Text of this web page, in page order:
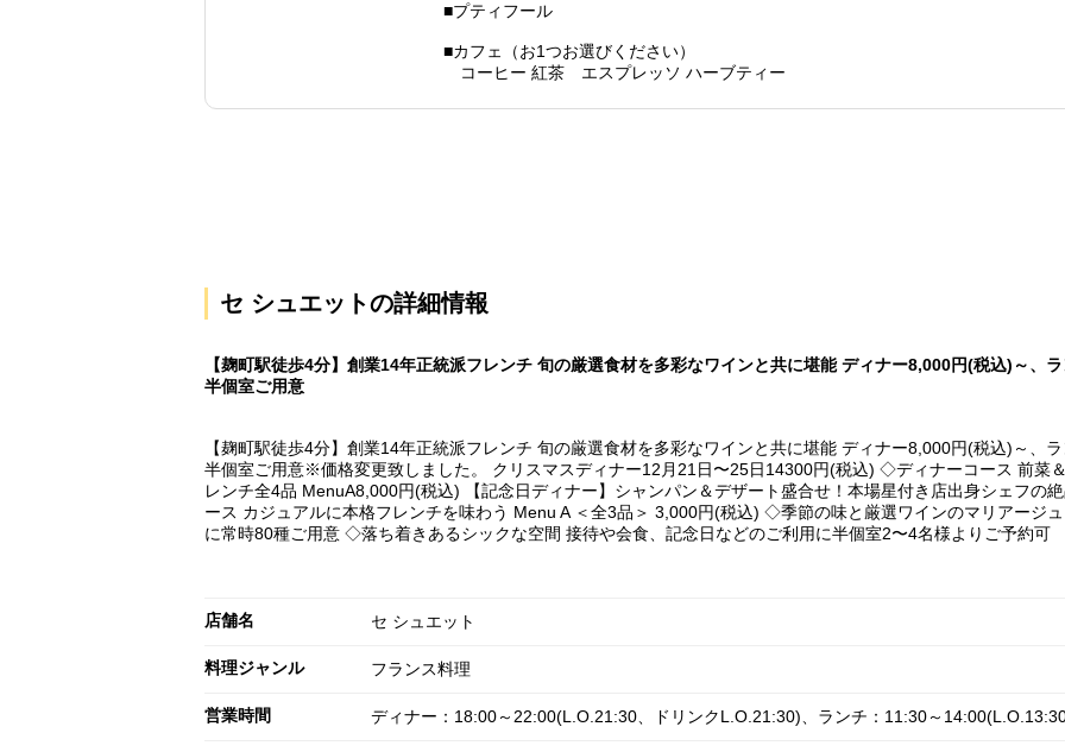
■プティフール
■カフェ（お1つお選びください）
コーヒー 紅茶 エスプレッソ ハーブティー
セ シュエットの詳細情報
【麹町駅徒歩4分】創業14年正統派フレンチ 旬の厳選食材を多彩なワインと共に堪能 ディナー8,000円(税込)～、
半個室ご用意
【麹町駅徒歩4分】創業14年正統派フレンチ 旬の厳選食材を多彩なワインと共に堪能 ディナー8,000円(税込)～、
半個室ご用意※価格変更致しました。 クリスマスディナー12月21日〜25日14300円(税込) ◇ディナーコース 前菜
レンチ全4品 MenuA8,000円(税込) 【記念日ディナー】シャンパン＆デザート盛合せ！本場星付き店出身シェフ
ース カジュアルに本格フレンチを味わう Menu A ＜全3品＞ 3,000円(税込) ◇季節の味と厳選ワインのマリアージ
に常時80種ご用意 ◇落ち着きあるシックな空間 接待や会食、記念日などのご利用に半個室2〜4名様よりご予約可
店舗名 セ シュエット
料理ジャンル フランス料理
営業時間 ディナー：18:00～22:00(L.O.21:30、ドリンクL.O.21:30)、ランチ：11:30～